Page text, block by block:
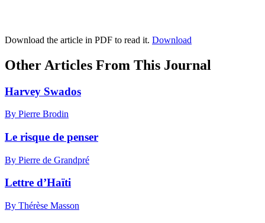
Download the article in PDF to read it. Download
Other Articles From This Journal
Harvey Swados
By Pierre Brodin
Le risque de penser
By Pierre de Grandpré
Lettre d’Haïti
By Thérèse Masson